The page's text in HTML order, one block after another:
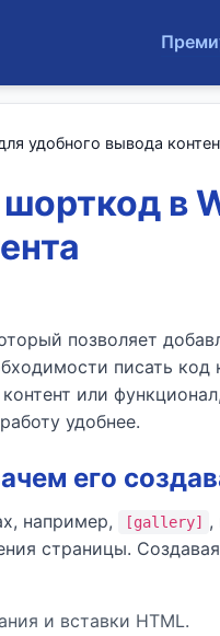
удобного вывода
в
позволяет
писать код
или
удобнее.
его
например, [gallery]
,
страницы.
и вставки HTML.